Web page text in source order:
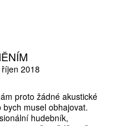
říjen 2018
proto žádné akustické
musel obhajovat.
hudebník,